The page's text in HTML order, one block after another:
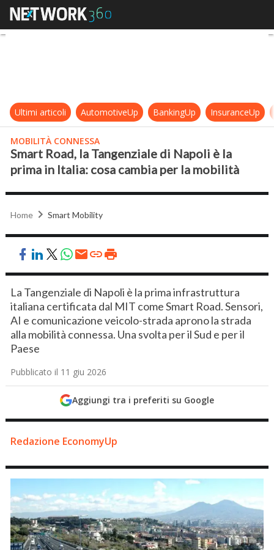
Smart Road, la Tangenziale di
Ultimi articoli AutomotiveUp BankingUp InsuranceUp
MOBILITÀ CONNESSA
Smart Road, la Tangenziale di Napoli è la
prima in Italia: cosa cambia per la mobilità
Home Smart Mobility
La Tangenziale di Napoli è la prima infrastruttura
italiana certificata dal MIT come Smart Road. Sensori,
AI e comunicazione veicolo-strada aprono la strada
alla mobilità connessa. Una svolta per il Sud e per il
Paese
Pubblicato il 11 giu 2026
Aggiungi tra i preferiti su Google
Redazione EconomyUp